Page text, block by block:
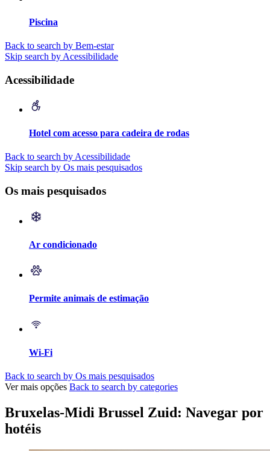
Piscina
Back to search by Bem-estar
Skip search by Acessibilidade
Acessibilidade
Hotel com acesso para cadeira de rodas
Back to search by Acessibilidade
Skip search by Os mais pesquisados
Os mais pesquisados
Ar condicionado
Permite animais de estimação
Wi-Fi
Back to search by Os mais pesquisados
Ver mais opções Back to search by categories
Bruxelas-Midi Brussel Zuid: Navegar por
hotéis